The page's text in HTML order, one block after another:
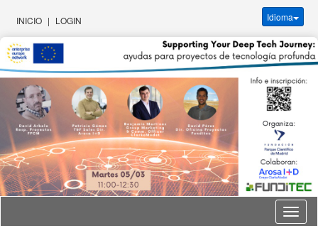
INICIO | LOGIN Idioma
Idioma